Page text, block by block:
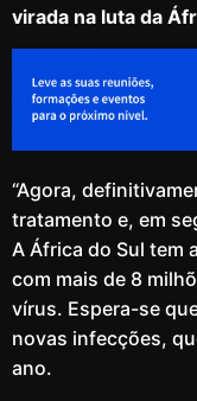
virada na luta da
“Agora,
tratamento e, em
A África do Sul tem
com mais de 8
vírus. Espera-se
novas infecções,
ano.